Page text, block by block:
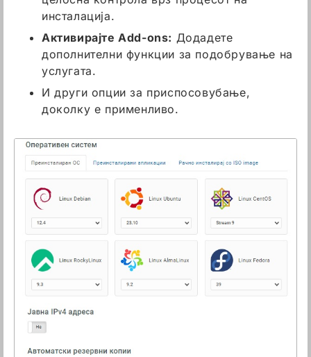
инсталација.
Активирајте Add-ons: Додадете
дополнителни функции за подобрување на
услугата.
И други опции за приспосовубање,
доколку е применливо.